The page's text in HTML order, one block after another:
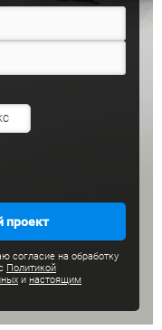
проект
согласие на обработку
Политикой
и настоящим